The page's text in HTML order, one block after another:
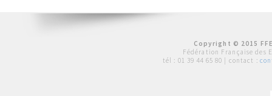
Copyright © 2015
Fédération Française des
tél : 01 39 44 65 80 | contact :